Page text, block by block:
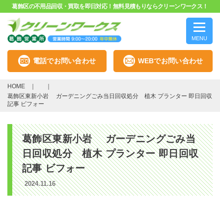
葛飾区の不用品回収・買取を即日対応！無料見積もりならクリーンワークス！
MENU
電話でお問い合わせ WEBでお問い合わせ
HOME
葛飾区東新小岩 ガーデニングごみ当日回収処分 植木 プランター 即日回収
記事 ビフォー
葛飾区東新小岩 ガーデニングごみ当
日回収処分 植木 プランター 即日回収
記事 ビフォー
2024.11.16